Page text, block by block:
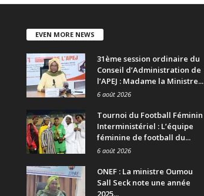
EVEN MORE NEWS
31ème session ordinaire du
Conseil d’Administration de
l’APEJ : Madame la Ministre...
6 août 2026
Tournoi du Football Féminin
Interministériel : L’équipe
féminine de football du...
6 août 2026
ONEF : La ministre Oumou
Sall Seck note une année
2025...